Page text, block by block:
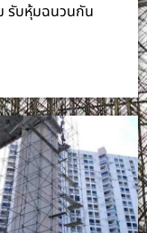
รับหุ้มฉนวนกัน